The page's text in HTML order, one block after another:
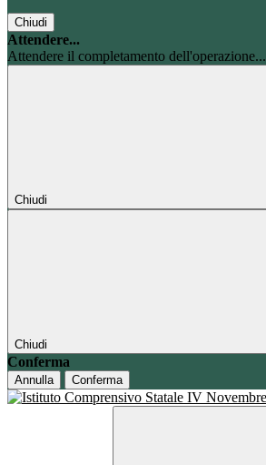
Chiudi
Attendere...
Attendere il completamento dell'operazione...
Chiudi
Chiudi
Conferma
Annulla Conferma